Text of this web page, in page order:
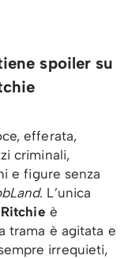
spoiler su
efferata,
criminali,
e figure senza
. L’unica
è
trama è agitata e
irrequieti,